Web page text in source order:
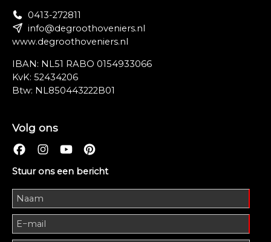
0413-272811
info@degroothoveniers.nl
www.degroothoveniers.nl
IBAN: NL51 RABO 0154933066
KvK: 52434206
Btw: NL850443222B01
Volg ons
Stuur ons een bericht